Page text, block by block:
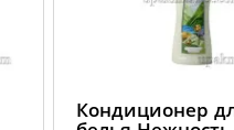
Кондиционер